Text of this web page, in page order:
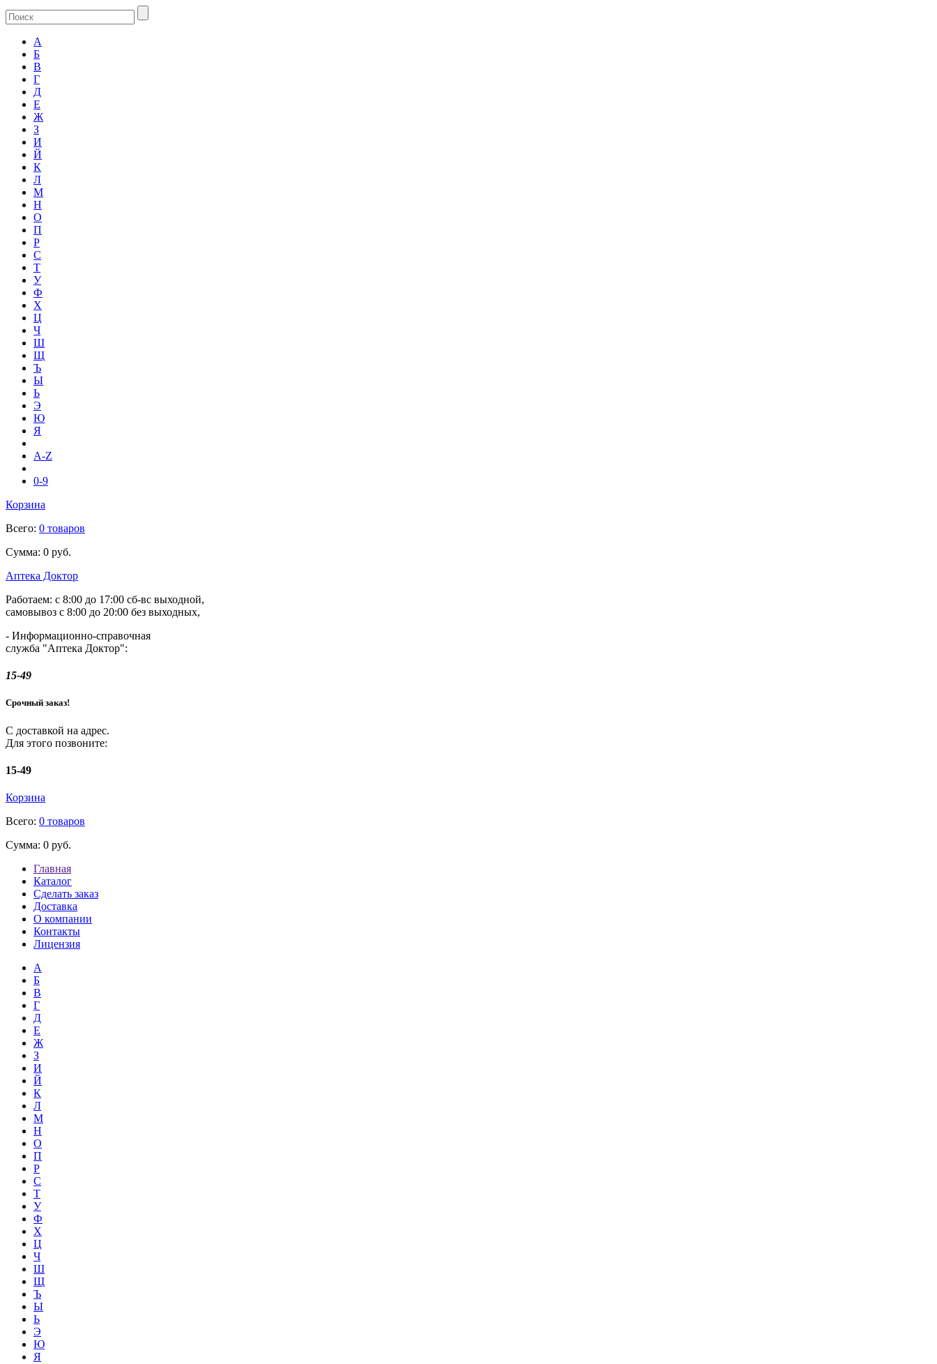
А
Б
В
Г
Д
Е
Ж
З
И
Й
К
Л
М
Н
О
П
Р
С
Т
У
Ф
Х
Ц
Ч
Ш
Щ
Ъ
Ы
Ь
Э
Ю
Я
A-Z
0-9
Корзина
Всего: 0 товаров
Сумма: 0 руб.
Аптека Доктор
Работаем: с 8:00 до 17:00 сб-вс выходной,
самовывоз с 8:00 до 20:00 без выходных,
- Информационно-справочная
служба "Аптека Доктор":
15-49
Срочный заказ!
С доставкой на адрес.
Для этого позвоните:
15-49
Корзина
Всего: 0 товаров
Сумма: 0 руб.
Главная
Каталог
Сделать заказ
Доставка
О компании
Контакты
Лицензия
А
Б
В
Г
Д
Е
Ж
З
И
Й
К
Л
М
Н
О
П
Р
С
Т
У
Ф
Х
Ц
Ч
Ш
Щ
Ъ
Ы
Ь
Э
Ю
Я